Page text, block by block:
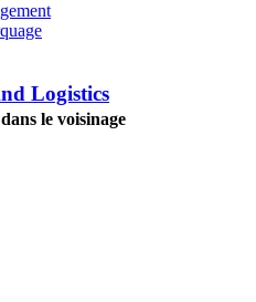
Logistics
le voisinage